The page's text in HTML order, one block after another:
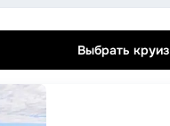
Выбрать круиз